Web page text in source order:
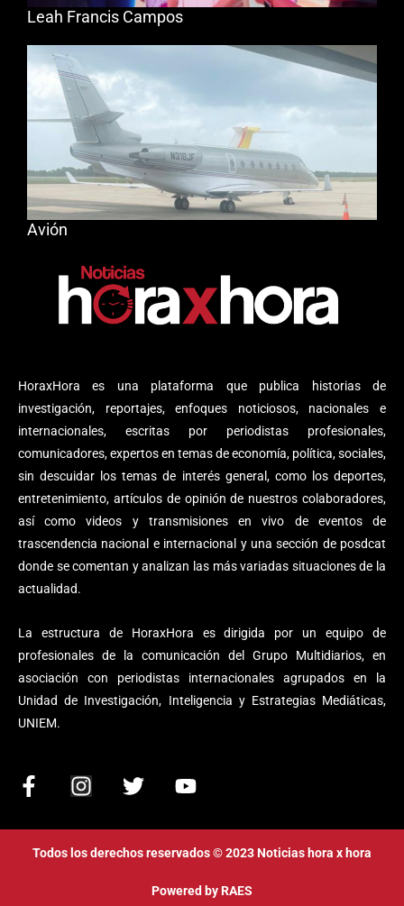
HoraxHora es una plataforma que publica historias de
investigación, reportajes, enfoques noticiosos, nacionales e
internacionales, escritas por periodistas profesionales,
comunicadores, expertos en temas de economía, política, sociales,
sin descuidar los temas de interés general, como los deportes,
entretenimiento, artículos de opinión de nuestros colaboradores,
así como videos y transmisiones en vivo de eventos de
trascendencia nacional e internacional y una sección de posdcat
donde se comentan y analizan las más variadas situaciones de la
actualidad.
La estructura de HoraxHora es dirigida por un equipo de
profesionales de la comunicación del Grupo Multidiarios, en
asociación con periodistas internacionales agrupados en la
Unidad de Investigación, Inteligencia y Estrategias Mediáticas,
UNIEM.
F
a
c
e
I
n
s
t
T
i
t
Y
u
t
b
Leah Francis Campos
Avión
Todos los derechos reservados © 2023 Noticias hora x hora
Powered byRAES